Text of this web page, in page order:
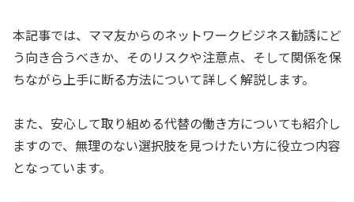
本記事では、ママ友からのネットワークビジネス勧誘にど
う向き合うべきか、そのリスクや注意点、そして関係を保
ちながら上手に断る方法について詳しく解説します。
また、安心して取り組める代替の働き方についても紹介し
ますので、無理のない選択肢を見つけたい方に役立つ内容
となっています。